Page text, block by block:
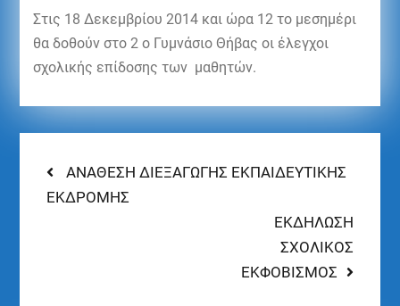
Στις 18 Δεκεμβρίου 2014 και ώρα 12 το μεσημέρι
θα δοθούν στο 2 ο Γυμνάσιο Θήβας οι έλεγχοι
σχολικής επίδοσης των μαθητών.
ΑΝΑΘΕΣΗ ΔΙΕΞΑΓΩΓΗΣ ΕΚΠΑΙΔΕΥΤΙΚΗΣ
ΕΚΔΡΟΜΗΣ
ΕΚΔΗΛΩΣΗ
ΣΧΟΛΙΚΟΣ
ΕΚΦΟΒΙΣΜΟΣ